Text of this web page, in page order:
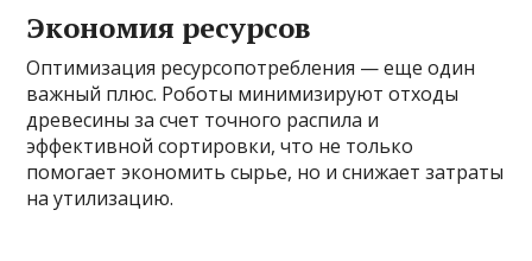
Экономия ресурсов
Оптимизация ресурсопотребления — еще один
важный плюс. Роботы минимизируют отходы
древесины за счет точного распила и
эффективной сортировки, что не только
помогает экономить сырье, но и снижает затраты
на утилизацию.